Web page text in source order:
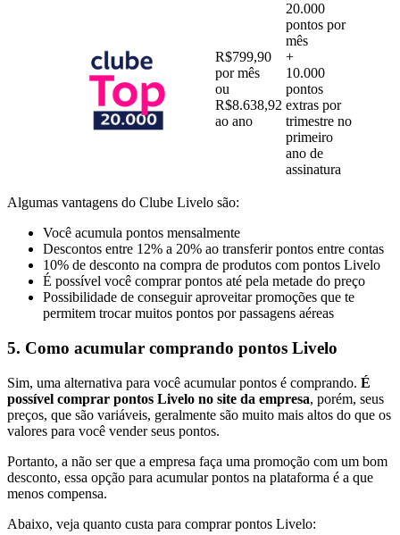
R$799,90
por mês
ou
R$8.638,92
ao ano
20.000
pontos por
mês
+
10.000
pontos
extras por
trimestre no
primeiro
ano de
assinatura
Algumas vantagens do Clube Livelo são:
Você acumula pontos mensalmente
Descontos entre 12% a 20% ao transferir pontos entre contas
10% de desconto na compra de produtos com pontos Livelo
É possível você comprar pontos até pela metade do preço
Possibilidade de conseguir aproveitar promoções que te
permitem trocar muitos pontos por passagens aéreas
5. Como acumular comprando pontos Livelo
Sim, uma alternativa para você acumular pontos é comprando. É
possível comprar pontos Livelo no site da empresa, porém, seus
preços, que são variáveis, geralmente são muito mais altos do que os
valores para você vender seus pontos.
Portanto, a não ser que a empresa faça uma promoção com um bom
desconto, essa opção para acumular pontos na plataforma é a que
menos compensa.
Abaixo, veja quanto custa para comprar pontos Livelo: